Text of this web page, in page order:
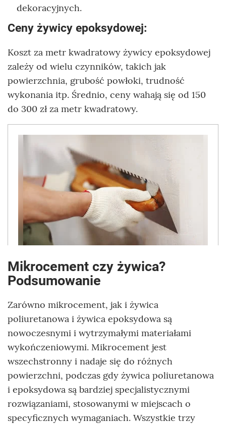
dekoracyjnych.
Ceny żywicy epoksydowej:
Koszt za metr kwadratowy żywicy epoksydowej
zależy od wielu czynników, takich jak
powierzchnia, grubość powłoki, trudność
wykonania itp. Średnio, ceny wahają się od 150
do 300 zł za metr kwadratowy.
Mikrocement czy żywica?
Podsumowanie
Zarówno mikrocement, jak i żywica
poliuretanowa i żywica epoksydowa są
nowoczesnymi i wytrzymałymi materiałami
wykończeniowymi. Mikrocement jest
wszechstronny i nadaje się do różnych
powierzchni, podczas gdy żywica poliuretanowa
i epoksydowa są bardziej specjalistycznymi
rozwiązaniami, stosowanymi w miejscach o
specyficznych wymaganiach. Wszystkie trzy